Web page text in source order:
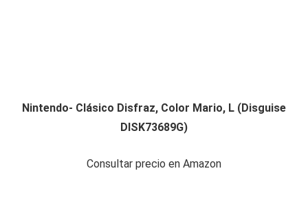
Nintendo- Clásico Disfraz, Color Mario, L (Disguise
DISK73689G)
Consultar precio en Amazon